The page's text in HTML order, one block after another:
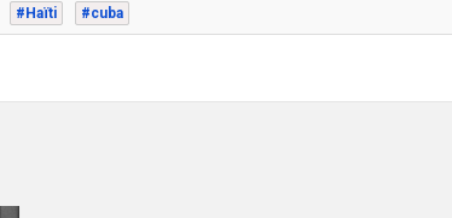
#Haïti #cuba